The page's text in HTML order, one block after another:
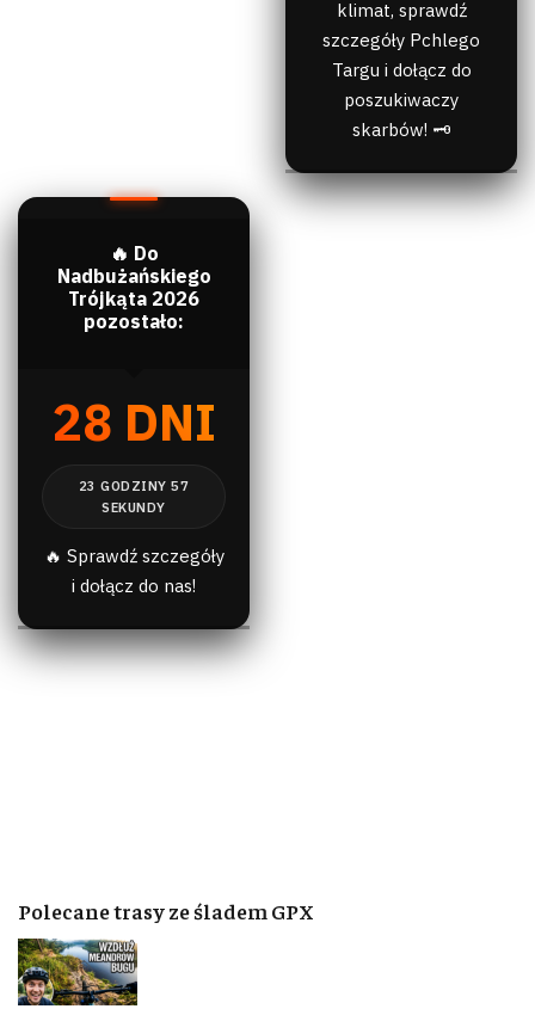
klimat, sprawdź
szczegóły Pchlego
Targu i dołącz do
poszukiwaczy
skarbów! 🗝️
🔥 Do
Nadbużańskiego
Trójkąta 2026
pozostało:
28 DNI
🔥 Sprawdź szczegóły
i dołącz do nas!
Polecane trasy ze śladem GPX